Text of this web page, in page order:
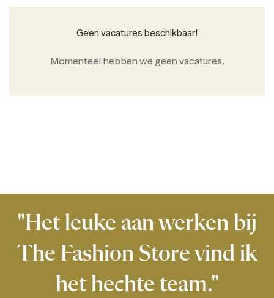
Geen vacatures beschikbaar!
Momenteel hebben we geen vacatures.
"Het leuke aan werken bij
The Fashion Store vind ik
het hechte team."